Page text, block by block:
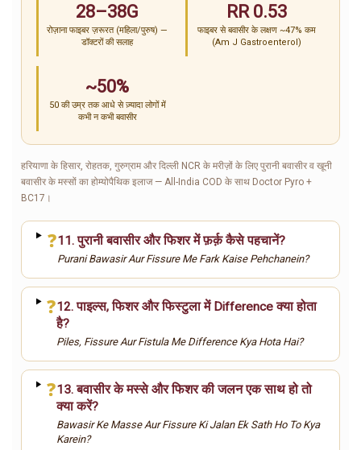
28–38G
रोज़ाना फाइबर ज़रूरत (महिला/पुरुष) —
डॉक्टरों की सलाह
RR 0.53
फाइबर से बवासीर के लक्षण ~47% कम
(Am J Gastroenterol)
~50%
50 की उम्र तक आधे से ज़्यादा लोगों में
कभी न कभी बवासीर
हरियाणा के हिसार, रोहतक, गुरुग्राम और दिल्ली NCR के मरीज़ों के लिए पुरानी बवासीर व खूनी
बवासीर के मस्सों का होम्योपैथिक इलाज — All-India COD के साथ Doctor Pyro +
BC17।
❓11. पुरानी बवासीर और फिशर में फ़र्क़ कैसे पहचानें?
Purani Bawasir Aur Fissure Me Fark Kaise Pehchanein?
❓12. पाइल्स, फिशर और फिस्टुला में Difference क्या होता
है?
Piles, Fissure Aur Fistula Me Difference Kya Hota Hai?
❓13. बवासीर के मस्से और फिशर की जलन एक साथ हो तो
क्या करें?
Bawasir Ke Masse Aur Fissure Ki Jalan Ek Sath Ho To Kya
Karein?